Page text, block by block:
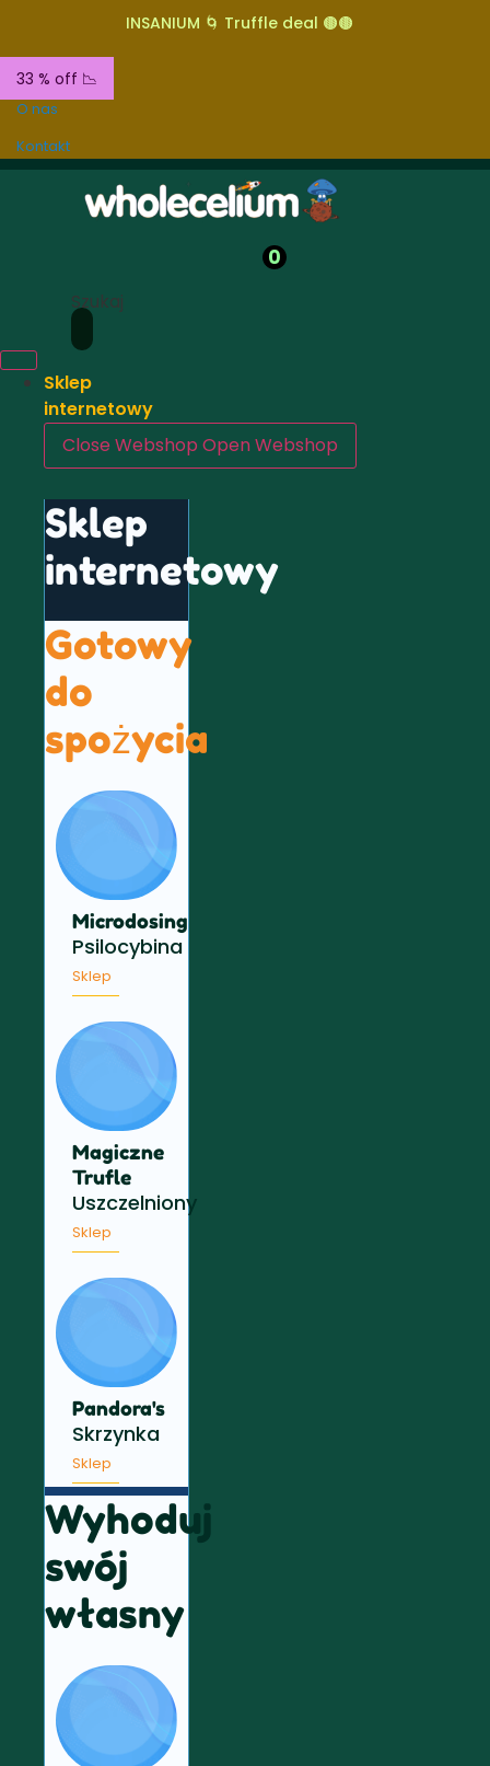
INSANIUM 🌀 Truffle deal 🟤🟤
33 % off 📉
O nas
Kontakt
0
Szukaj
Sklep
internetowy
Close Webshop Open Webshop
Sklep
internetowy
Gotowy
do
spożycia
Microdosing
Psilocybina
Sklep
Magiczne
Trufle
Uszczelniony
Sklep
Pandora's
Skrzynka
Sklep
Wyhoduj
swój
własny